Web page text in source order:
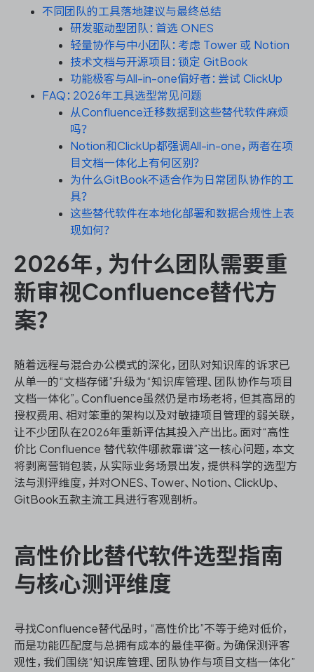
不同团队的工具落地建议与最终总结
研发驱动型团队：首选 ONES
轻量协作与中小团队：考虑 Tower 或 Notion
技术文档与开源项目：锁定 GitBook
功能极客与All-in-one偏好者：尝试 ClickUp
FAQ：2026年工具选型常见问题
从Confluence迁移数据到这些替代软件麻烦
吗？
Notion和ClickUp都强调All-in-one，两者在项
目文档一体化上有何区别？
为什么GitBook不适合作为日常团队协作的工
具？
这些替代软件在本地化部署和数据合规性上表
现如何？
2026年，为什么团队需要重
新审视Confluence替代方
案？
随着远程与混合办公模式的深化，团队对知识库的诉求已
从单一的“文档存储”升级为“知识库管理、团队协作与项目
文档一体化”。Confluence虽然仍是市场老将，但其高昂的
授权费用、相对笨重的架构以及对敏捷项目管理的弱关联，
让不少团队在2026年重新评估其投入产出比。面对“高性
价比 Confluence 替代软件哪款靠谱”这一核心问题，本文
将剥离营销包装，从实际业务场景出发，提供科学的选型方
法与测评维度，并对ONES、Tower、Notion、ClickUp、
GitBook五款主流工具进行客观剖析。
高性价比替代软件选型指南
与核心测评维度
寻找Confluence替代品时，“高性价比”不等于绝对低价，
而是功能匹配度与总拥有成本的最佳平衡。为确保测评客
观性，我们围绕“知识库管理、团队协作与项目文档一体化”